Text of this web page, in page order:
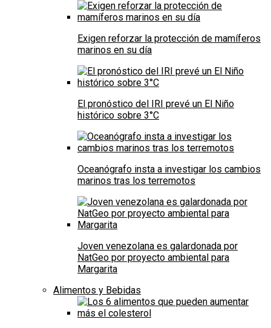
Exigen reforzar la protección de mamíferos
marinos en su día
El pronóstico del IRI prevé un El Niño
histórico sobre 3°C
Oceanógrafo insta a investigar los cambios
marinos tras los terremotos
Joven venezolana es galardonada por
NatGeo por proyecto ambiental para
Margarita
Alimentos y Bebidas